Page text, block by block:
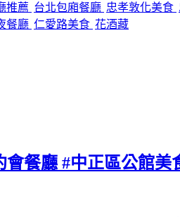
推薦 台北包廂餐廳 忠孝敦化美食
餐廳 仁愛路美食 花酒藏
餐廳 #中正區公館美